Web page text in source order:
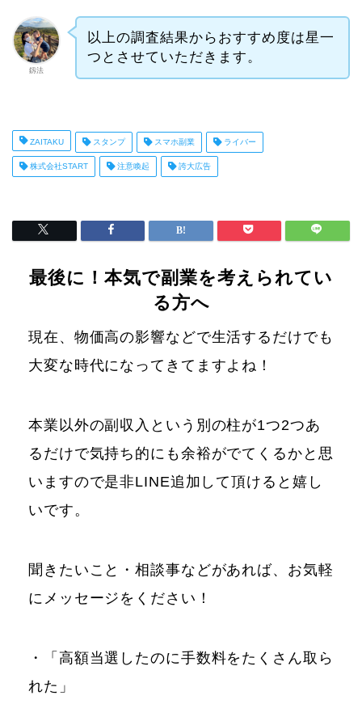
釼法
以上の調査結果からおすすめ度は星一
つとさせていただきます。
ZAITAKU スタンプ スマホ副業 ライバー
株式会社START 注意喚起 誇大広告
最後に！本気で副業を考えられてい
る方へ
現在、物価高の影響などで生活するだけでも
大変な時代になってきてますよね！
本業以外の副収入という別の柱が1つ2つあ
るだけで気持ち的にも余裕がでてくるかと思
いますので是非LINE追加して頂けると嬉し
いです。
聞きたいこと・相談事などがあれば、お気軽
にメッセージをください！
・「高額当選したのに手数料をたくさん取ら
れた」